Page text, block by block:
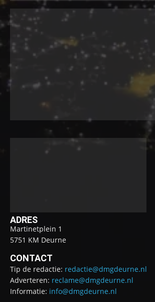
ADRES
Martinetplein 1
5751 KM Deurne
CONTACT
Tip de redactie: redactie@dmgdeurne.nl
Adverteren: reclame@dmgdeurne.nl
Informatie: info@dmgdeurne.nl